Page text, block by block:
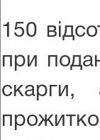
150
при
скарги,